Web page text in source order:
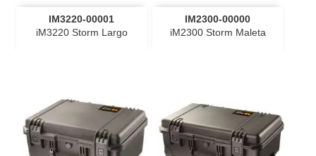
IM3220-00001
iM3220 Storm Largo
IM2300-00000
iM2300 Storm Maleta